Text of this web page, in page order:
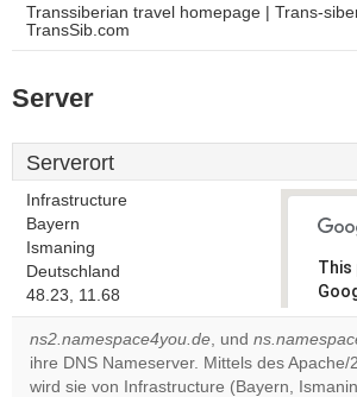
Transsiberian travel homepage | Trans-
TransSib.com
Server
Serverort
Infrastructure
Bayern
Ismaning
Deutschland
48.23, 11.68
This
Do
ns2.namespace4you.de, und
ihre DNS Nameserver. Mittels des Apache/
wird sie von Infrastructure (Bayern,